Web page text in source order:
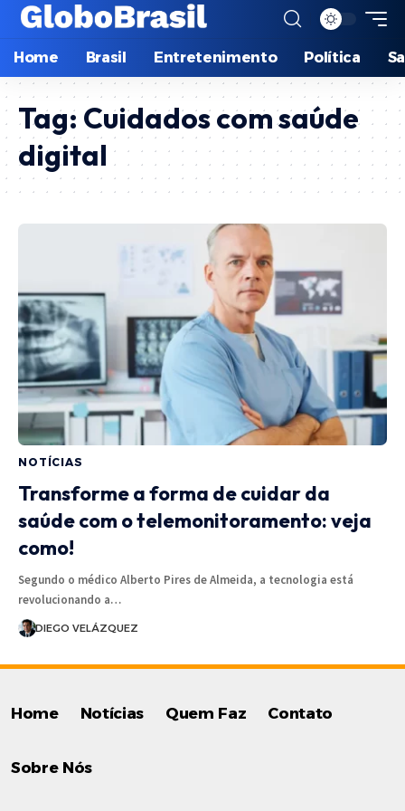
Home Brasil Entretenimento Política
Tag: Cuidados com saúde
digital
NOTÍCIAS
Transforme a forma de cuidar da
saúde com o telemonitoramento: veja
como!
Segundo o médico Alberto Pires de Almeida, a tecnologia está
revolucionando a…
DIEGO VELÁZQUEZ
Home Notícias Quem Faz Contato
Sobre Nós